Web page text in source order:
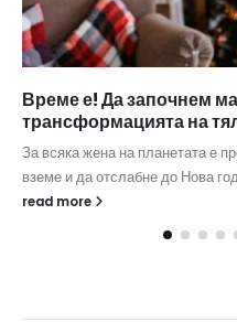
Време е! Да започнем
трансформацията на
За всяка жена на планетата е
вземе и да отслабне до Нова
read more